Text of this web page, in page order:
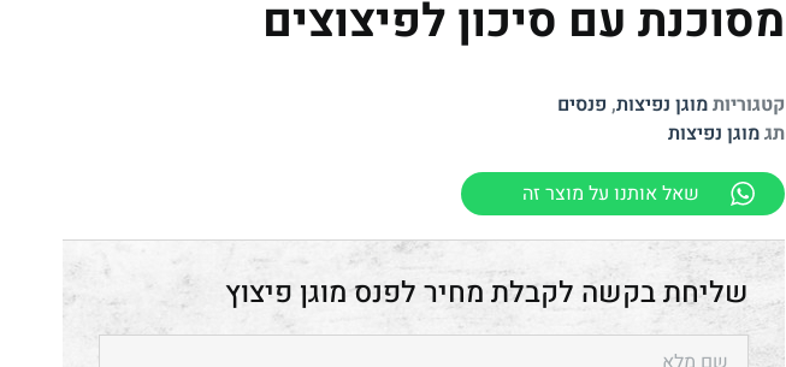
מסוכנת עם סיכון לפיצוצים
קטגוריותמוגן נפיצות, פנסים
תגמוגן נפיצות
שאל אותנו על מוצר זה
פנס מוגן פיצוץ